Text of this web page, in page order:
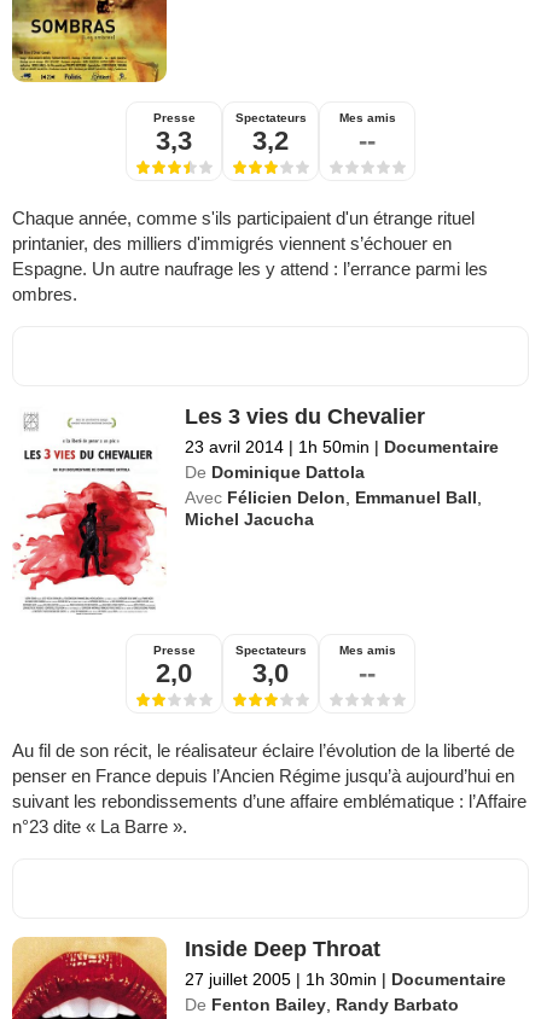
Presse
3,3
Spectateurs
3,2
Mes amis
--
Chaque année, comme s'ils participaient d'un étrange rituel
printanier, des milliers d'immigrés viennent s’échouer en
Espagne. Un autre naufrage les y attend : l’errance parmi les
ombres.
Les 3 vies du Chevalier
23 avril 2014 | 1h 50min | Documentaire
De Dominique Dattola
Avec Félicien Delon, Emmanuel Ball,
Michel Jacucha
Presse
2,0
Spectateurs
3,0
Mes amis
--
Au fil de son récit, le réalisateur éclaire l’évolution de la liberté de
penser en France depuis l’Ancien Régime jusqu’à aujourd’hui en
suivant les rebondissements d’une affaire emblématique : l’Affaire
n°23 dite « La Barre ».
Inside Deep Throat
27 juillet 2005 | 1h 30min | Documentaire
De Fenton Bailey, Randy Barbato